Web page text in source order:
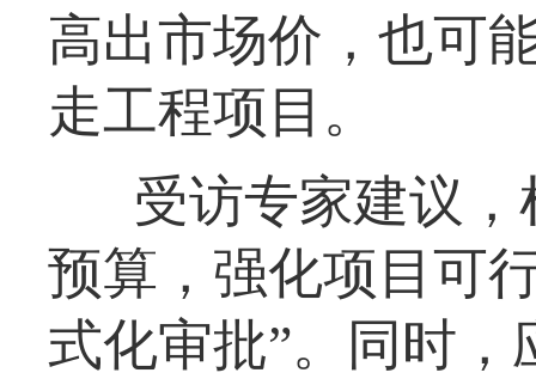
高出市场价，也可
走工程项目。
受访专家建议
预算，强化项目可
式化审批”。同时